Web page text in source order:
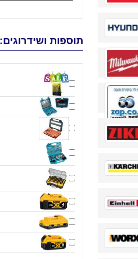
תוספות ושידרוגים: